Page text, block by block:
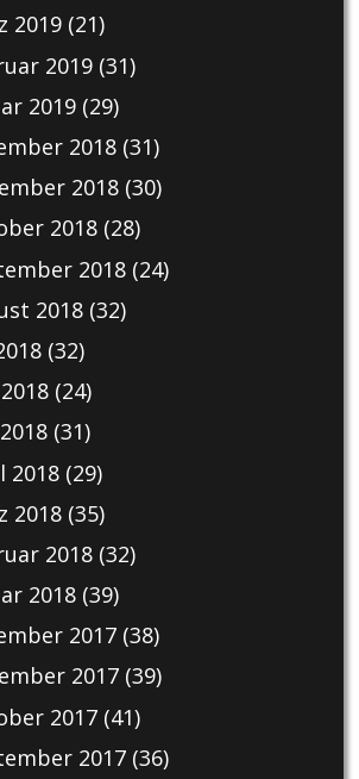
2019(21)
2019(31)
2019(29)
2018(31)
2018(30)
2018(28)
2018(24)
2018(32)
(32)
(24)
(31)
2018(29)
2018(35)
2018(32)
2018(39)
2017(38)
2017(39)
2017(41)
2017(36)